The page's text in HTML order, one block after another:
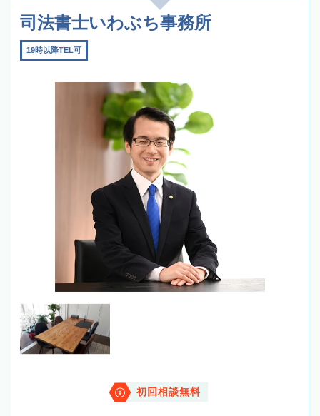
司法書士いわぶち事務所
19時以降TEL可
初回相談無料